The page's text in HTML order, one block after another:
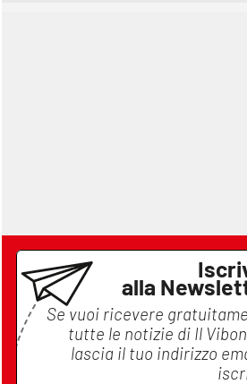
alla
Se vuoi ricevere
tutte le notizie di Il
lascia il tuo indirizzo